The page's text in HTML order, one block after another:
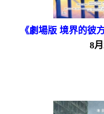
《劇場版 境界的彼
8